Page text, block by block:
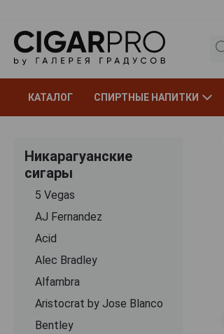
КАТАЛОГ СПИРТНЫЕ НАПИТКИ
Никарагуанские
сигары
5 Vegas
AJ Fernandez
Acid
Alec Bradley
Alfambra
Aristocrat by Jose Blanco
Bentley